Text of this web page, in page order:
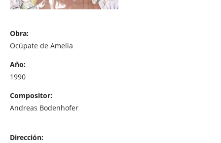
Obra:
Ocúpate de Amelia
Año:
1990
Compositor:
Andreas Bodenhofer
Dirección: